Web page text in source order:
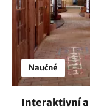
Naučné
Interaktivní a